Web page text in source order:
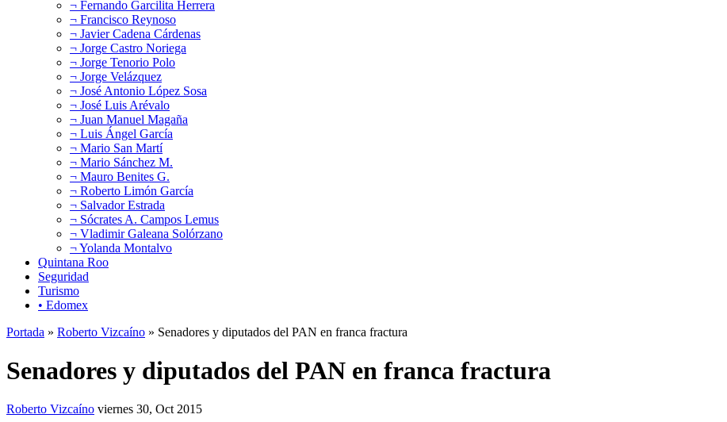
¬ Fernando Garcilita Herrera
¬ Francisco Reynoso
¬ Javier Cadena Cárdenas
¬ Jorge Castro Noriega
¬ Jorge Tenorio Polo
¬ Jorge Velázquez
¬ José Antonio López Sosa
¬ José Luis Arévalo
¬ Juan Manuel Magaña
¬ Luis Ángel García
¬ Mario San Martí
¬ Mario Sánchez M.
¬ Mauro Benites G.
¬ Roberto Limón García
¬ Salvador Estrada
¬ Sócrates A. Campos Lemus
¬ Vladimir Galeana Solórzano
¬ Yolanda Montalvo
Quintana Roo
Seguridad
Turismo
• Edomex
Portada » Roberto Vizcaíno » Senadores y diputados del PAN en franca fractura
Senadores y diputados del PAN en franca fractura
Roberto Vizcaíno viernes 30, Oct 2015